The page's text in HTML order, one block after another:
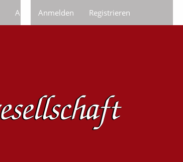
Anfragen/Bestellungen
Anmelden Registrieren